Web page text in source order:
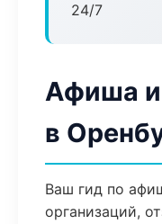
24/7
Афиша и
в
Ваш гид по
организаций,